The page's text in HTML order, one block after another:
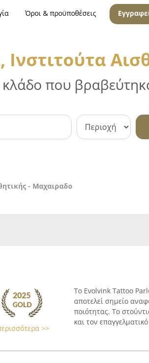
Όροι & προϋποθέσεις
κλάδο που
- Μαχαιραδο
>>
Το Evolvink Tattoo
αποτελεί σημείο
ποιότητας. Το
και τον